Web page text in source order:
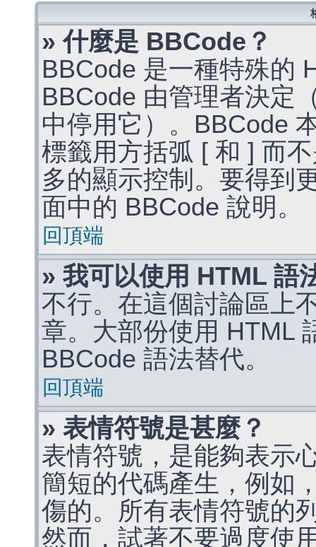
» 什麼是 BBCode？
BBCode 是一種特殊的
BBCode 由管理者決定
中停用它）。BBCode
標籤用方括弧 [ 和 ] 而
多的顯示控制。要得到
面中的 BBCode 說明。
回頂端
» 我可以使用 HTML 語
不行。在這個討論區上
章。大部份使用 HTML
BBCode 語法替代。
回頂端
» 表情符號是甚麼？
表情符號，是能夠表示
簡短的代碼產生，例如
傷的。所有表情符號的
然而，試著不要過度使